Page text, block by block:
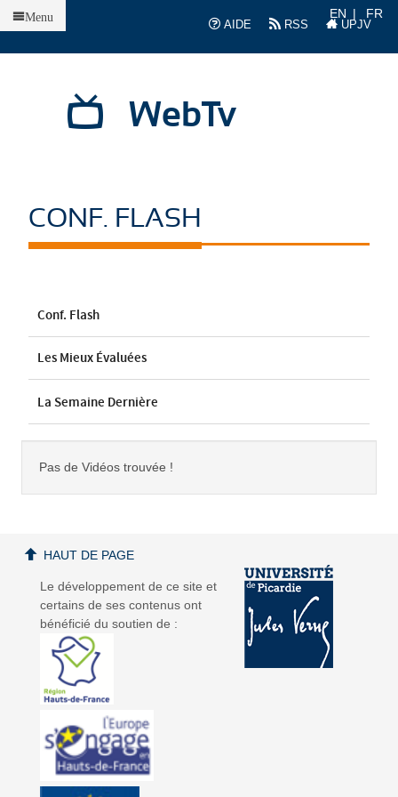
AIDE
RSS UPJV
EN FR
WebTv
Menu
CONF. FLASH
Conf. Flash
Les Mieux Évaluées
La Semaine Dernière
Pas de Vidéos trouvée !
Le développement de ce site et
certains de ses contenus ont
bénéficié du soutien de :
HAUT DE PAGE